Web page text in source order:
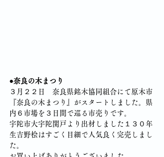
●奈良の木まつり
３月２２日　奈良県銘木協同組合にて原木市
『奈良の木まつり』がスタートしました。県
内６市場を３日間で巡る市売りです。
宇陀市大宇陀関戸より出材しました１３０年
生吉野桧はすごく目細で人気良く完売しまし
た。